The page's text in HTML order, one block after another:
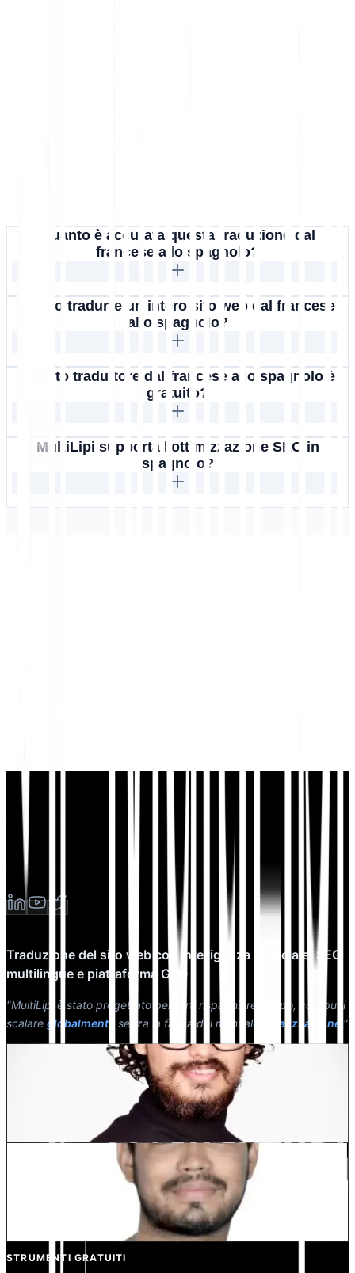
Quanto è accurata questa traduzione dal
francese allo spagnolo?
Posso tradurre un intero sito web dal francese
allo spagnolo?
Questo traduttore dal francese allo spagnolo è
gratuito?
MultiLipi supporta l'ottimizzazione SEO in
spagnolo?
Traduzione del sito web con intelligenza artificiale, SEO
multilingue e piattaforma GEO
"MultiLipi è stato progettato per farti risparmiare tempo, così puoi
scalare globalmente senza la fatica del manuale localizzazione ."
Co-Fondatore @MultiLipi
Kunal Singh Shekhawat
STRUMENTI GRATUITI